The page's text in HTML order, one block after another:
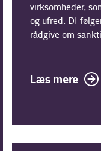
virksomheder,
og ufred. DI
rådgive om
Læs mere